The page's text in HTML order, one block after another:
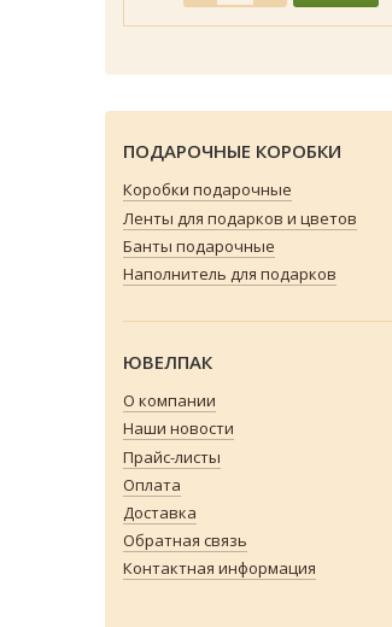
ПОДАРОЧНЫЕ КОРОБКИ
Коробки подарочные
Ленты для подарков и цветов
Банты подарочные
Наполнитель для подарков
ЮВЕЛПАК
О компании
Наши новости
Прайс-листы
Оплата
Доставка
Обратная связь
Контактная информация